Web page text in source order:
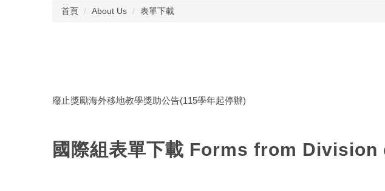
首頁 About Us 表單下載
廢止獎勵海外移地教學獎助公告(115學年起停辦)
國際組表單下載 Forms from